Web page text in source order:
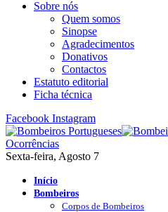
Sobre nós
Quem somos
Sinopse
Agradecimentos
Donativos
Contactos
Estatuto editorial
Ficha técnica
Facebook Instagram
Ocorrências
Sexta-feira, Agosto 7
Início
Bombeiros
Corpos de Bombeiros